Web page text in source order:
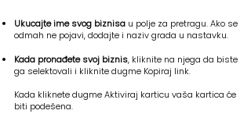
Ukucajte ime svog biznisa u polje za pretragu. Ako se
odmah ne pojavi, dodajte i naziv grada u nastavku.
Kada pronađete svoj biznis, kliknite na njega da biste
ga selektovali i kliknite dugme Kopiraj link.
Kada kliknete dugme Aktiviraj karticu vaša kartica će
biti podešena.